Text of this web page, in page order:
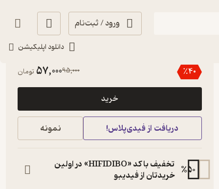
ورود / ثبت‌نام
دانلود اپلیکیشن
٪40
95,000
57,000 تومان
خرید
دریافت از فیدی‌پلاس! نمونه
%50
تخفیف با کد «HIFIDIBO» در اولین
خریدتان از فیدیبو